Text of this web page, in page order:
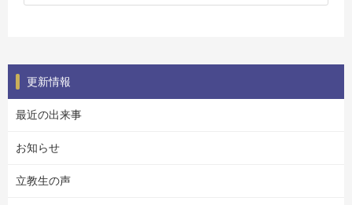
更新情報
最近の出来事
お知らせ
立教生の声